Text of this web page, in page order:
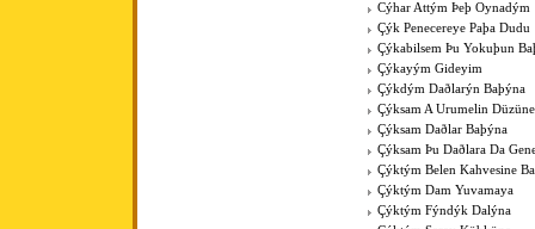
Cýhar Attým Þeþ Oynadým
Çýk Penecereye Paþa Dudu
Çýkabilsem Þu Yokuþun
Çýkayým Gideyim
Çýkdým Daðlarýn Baþýna
Çýksam A Urumelin Düzüne
Çýksam Daðlar Baþýna
Çýksam Þu Daðlara Da
Çýktým Belen Kahvesine
Çýktým Dam Yuvamaya
Çýktým Fýndýk Dalýna